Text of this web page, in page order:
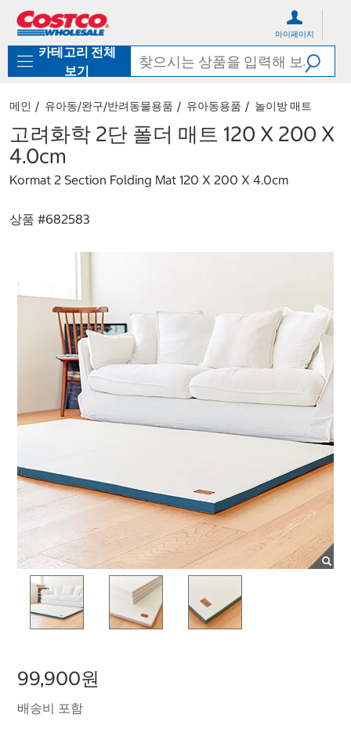
로
기
가
마이페이지
카테고리 전체
보기
메인 유아동/완구/반려동물용품 유아동용품 놀이방 매트
고려화학 2단 폴더 매트 120 X 200 X
4.0cm
Kormat 2 Section Folding Mat 120 X 200 X 4.0cm
상품 #682583
99,900원
배송비 포함